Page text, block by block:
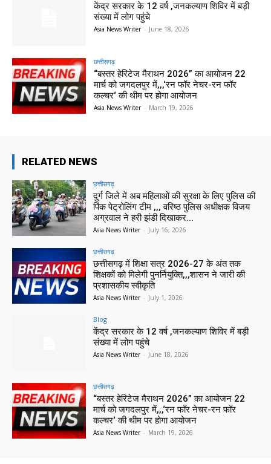
केंद्र सरकार के 12 वर्ष ,जनकल्याण शिविर में बड़ी
संख्या में लोग पहुंचे
Asia News Writer - June 18, 2026
छत्तीसगढ़
“बस्तर हेरिटेज मैराथन 2026” का आयोजन 22
मार्च को जगदलपुर में,,,‘रन फॉर नेचर-रन फॉर
कल्चर‘ की थीम पर होगा आयोजन
Asia News Writer - March 19, 2026
RELATED NEWS
छत्तीसगढ़
दुर्ग जिले में अब महिलाओं की सुरक्षा के लिए पुलिस की
पिंक पेट्रोलिंग टीम ,,, वरिष्ठ पुलिस अधीक्षक विजय
अग्रवाल ने हरी झंडी दिखाकर...
Asia News Writer - July 16, 2026
छत्तीसगढ़
छत्तीसगढ़ में शिक्षा सत्र 2026-27 के अंत तक
शिक्षकों को मिलेगी पुनर्नियुक्ति,,,शासन ने जारी की
प्रशासकीय स्वीकृति
Asia News Writer - July 1, 2026
Blog
केंद्र सरकार के 12 वर्ष ,जनकल्याण शिविर में बड़ी
संख्या में लोग पहुंचे
Asia News Writer - June 18, 2026
छत्तीसगढ़
“बस्तर हेरिटेज मैराथन 2026” का आयोजन 22
मार्च को जगदलपुर में,,,‘रन फॉर नेचर-रन फॉर
कल्चर‘ की थीम पर होगा आयोजन
Asia News Writer - March 19, 2026